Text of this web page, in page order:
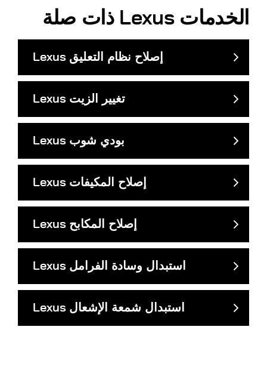
ذات صلة Lexus الخدمات
Lexus إصلاح نظام التعليق
Lexus تغيير الزيت
Lexus بودي شوب
Lexus إصلاح المكيفات
Lexus إصلاح المكابح
Lexus استبدال وسادة الفرامل
Lexus استبدال شمعة الإشعال